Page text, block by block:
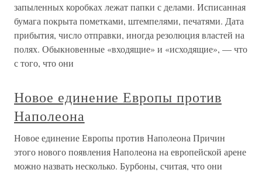
запыленных коробках лежат папки с делами. Исписанная
бумага покрыта пометками, штемпелями, печатями. Дата
прибытия, число отправки, иногда резолюция властей на
полях. Обыкновенные «входящие» и «исходящие», — что
с того, что они
Новое единение Европы против
Наполеона
Новое единение Европы против Наполеона Причин
этого нового появления Наполеона на европейской арене
можно назвать несколько. Бурбоны, считая, что они